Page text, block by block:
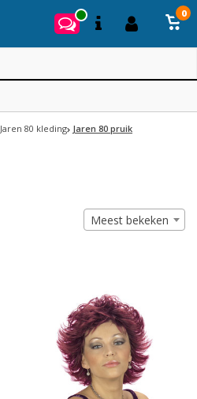
0
Jaren 80 kleding Jaren 80 pruik
Meest bekeken